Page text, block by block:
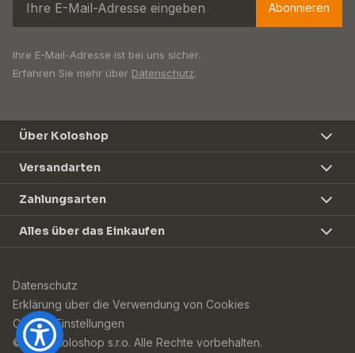
Abonnieren
Ihre E-Mail-Adresse ist bei uns sicher.
Erfahren Sie mehr über Datenschutz.
Über Koloshop
Versandarten
Zahlungsarten
Alles über das Einkaufen
Datenschutz
Erklärung über die Verwendung von Cookies
Cookie-Einstellungen
© 2026 Koloshop s.r.o. Alle Rechte vorbehalten.